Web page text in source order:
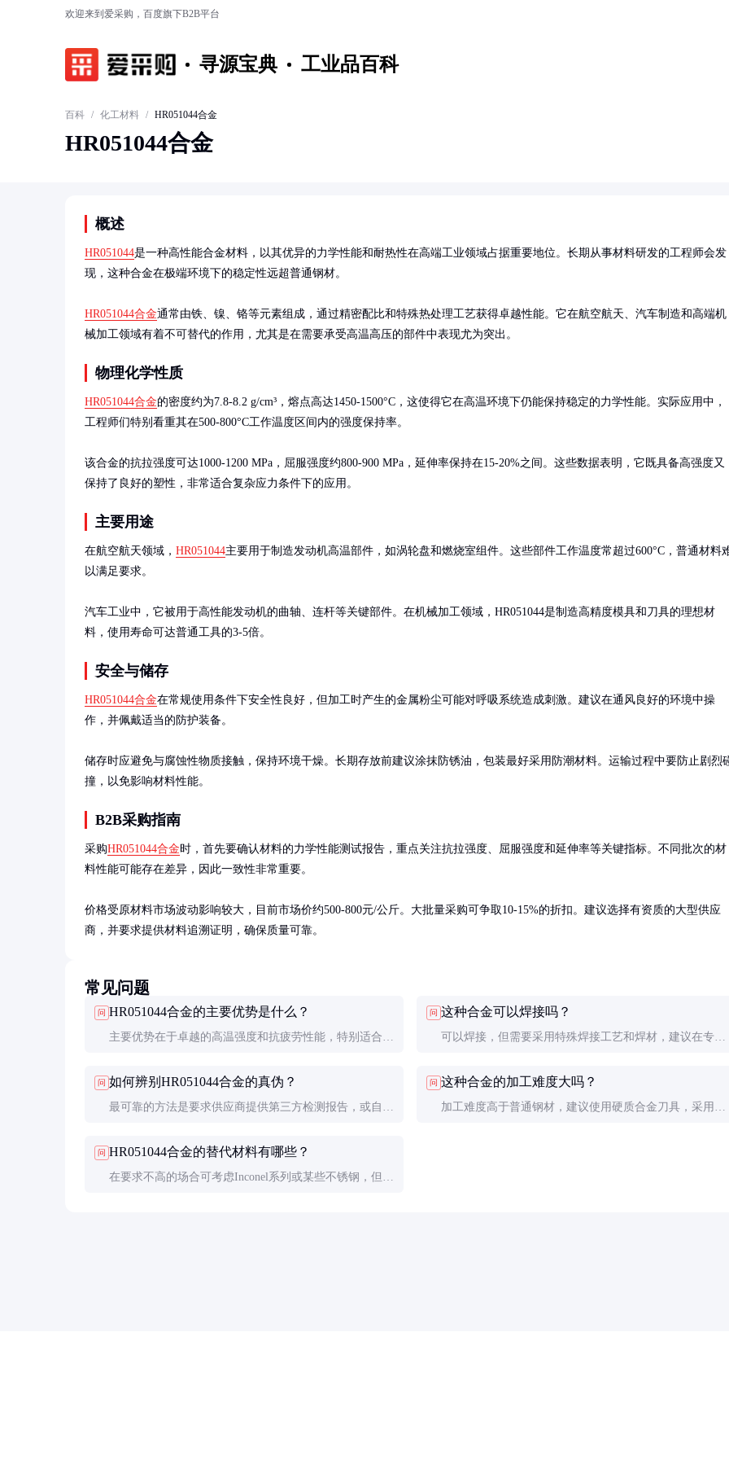
欢迎来到爱采购，百度旗下B2B平台
寻源宝典 工业品百科
百科 / 化工材料 / HR051044合金
HR051044合金
概述
HR051044是一种高性能合金材料，以其优异的力学性能和耐热性在高端工业领域占据重要地位。长期从事材料研发的工程师会发
现，这种合金在极端环境下的稳定性远超普通钢材。
HR051044合金通常由铁、镍、铬等元素组成，通过精密配比和特殊热处理工艺获得卓越性能。它在航空航天、汽车制造和高端机
械加工领域有着不可替代的作用，尤其是在需要承受高温高压的部件中表现尤为突出。
物理化学性质
HR051044合金的密度约为7.8-8.2 g/cm³，熔点高达1450-1500°C，这使得它在高温环境下仍能保持稳定的力学性能。实际应用中，
工程师们特别看重其在500-800°C工作温度区间内的强度保持率。
该合金的抗拉强度可达1000-1200 MPa，屈服强度约800-900 MPa，延伸率保持在15-20%之间。这些数据表明，它既具备高强度又
保持了良好的塑性，非常适合复杂应力条件下的应用。
主要用途
在航空航天领域， HR051044主要用于制造发动机高温部件，如涡轮盘和燃烧室组件。这些部件工作温度常超过600°C，普通材料
以满足要求。
汽车工业中，它被用于高性能发动机的曲轴、连杆等关键部件。在机械加工领域，HR051044是制造高精度模具和刀具的理想材
料，使用寿命可达普通工具的3-5倍。
安全与储存
HR051044合金在常规使用条件下安全性良好，但加工时产生的金属粉尘可能对呼吸系统造成刺激。建议在通风良好的环境中操
作，并佩戴适当的防护装备。
储存时应避免与腐蚀性物质接触，保持环境干燥。长期存放前建议涂抹防锈油，包装最好采用防潮材料。运输过程中要防止剧烈
撞，以免影响材料性能。
B2B采购指南
采购HR051044合金时，首先要确认材料的力学性能测试报告，重点关注抗拉强度、屈服强度和延伸率等关键指标。不同批次的材
料性能可能存在差异，因此一致性非常重要。
价格受原材料市场波动影响较大，目前市场价约500-800元/公斤。大批量采购可争取10-15%的折扣。建议选择有资质的大型供应
商，并要求提供材料追溯证明，确保质量可靠。
常见问题
问 HR051044合金的主要优势是什么？
主要优势在于卓越的高温强度和抗疲劳性能，特别适合高
问 这种合金可以焊接吗？
可以焊接，但需要采用特殊焊接工艺和焊材，建议在专业
问 如何辨别HR051044合金的真伪？
最可靠的方法是要求供应商提供第三方检测报告，或自行
光泽。
问 这种合金的加工难度大吗？
加工难度高于普通钢材，建议使用硬质合金刀具，采用较
问 HR051044合金的替代材料有哪些？
在要求不高的场合可考虑Inconel系列或某些不锈钢，但性